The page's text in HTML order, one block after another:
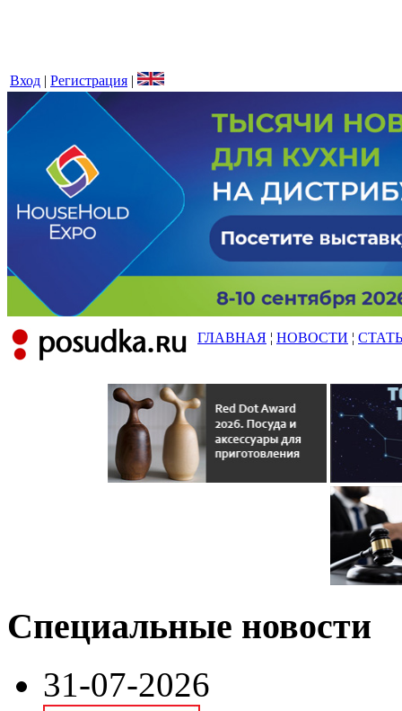
Вход | Регистрация |
ГЛАВНАЯ ¦ НОВОСТИ ¦
Специальные новости
31-07-2026